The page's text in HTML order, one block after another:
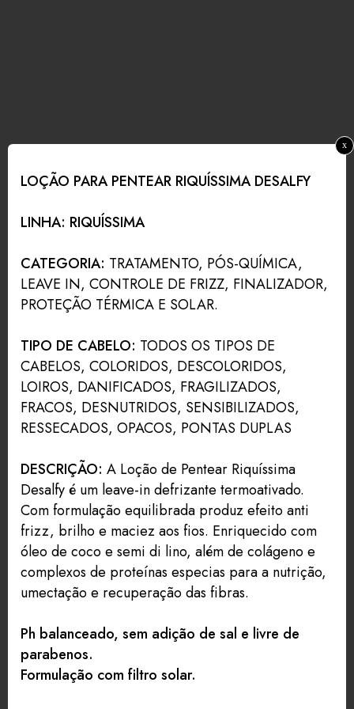
LOÇÃO PARA PENTEAR RIQUÍSSIMA DESALFY
LINHA: RIQUÍSSIMA
CATEGORIA: TRATAMENTO, PÓS-QUÍMICA,
LEAVE IN, CONTROLE DE FRIZZ, FINALIZADOR,
PROTEÇÃO TÉRMICA E SOLAR.
TIPO DE CABELO: TODOS OS TIPOS DE
CABELOS, COLORIDOS, DESCOLORIDOS,
LOIROS, DANIFICADOS, FRAGILIZADOS,
FRACOS, DESNUTRIDOS, SENSIBILIZADOS,
RESSECADOS, OPACOS, PONTAS DUPLAS
DESCRIÇÃO: A Loção de Pentear Riquíssima
Desalfy é um leave-in defrizante termoativado.
Com formulação equilibrada produz efeito anti
frizz, brilho e maciez aos fios. Enriquecido com
óleo de coco e semi di lino, além de colágeno e
complexos de proteínas especias para a nutrição,
umectação e recuperação das fibras.
Ph balanceado, sem adição de sal e livre de
parabenos.
Formulação com filtro solar.
x